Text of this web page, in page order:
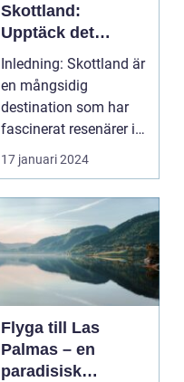
Skottland:
Upptäck det
Fascinerande
Landet
Inledning: Skottland är
en mångsidig
destination som har
fascinerat resenärer i
århundraden. Med
sin...
17 januari 2024
Flyga till Las
Palmas – en
paradisisk